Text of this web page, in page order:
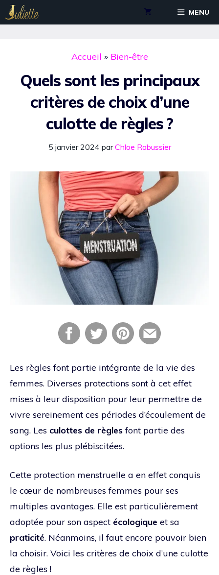
Aller
au
MENU
Accueil » Bien-être
Quels sont les principaux
critères de choix d’une
culotte de règles ?
5 janvier 2024 parChloe Rabussier
Les règles font partie intégrante de la vie des
femmes. Diverses protections sont à cet effet
mises à leur disposition pour leur permettre de
vivre sereinement ces périodes d’écoulement de
sang. Les culottes de règlesfont partie des
options les plus plébiscitées.
Cette protection menstruelle a en effet conquis
le cœur de nombreuses femmes pour ses
multiples avantages. Elle est particulièrement
adoptée pour son aspect écologique et sa
praticité. Néanmoins, il faut encore pouvoir bien
la choisir. Voici les critères de choix d’une culotte
de règles !